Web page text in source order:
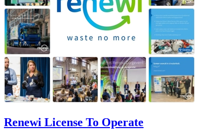
Renewi License To Operate